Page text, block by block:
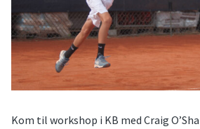
Kom til workshop i KB med Craig